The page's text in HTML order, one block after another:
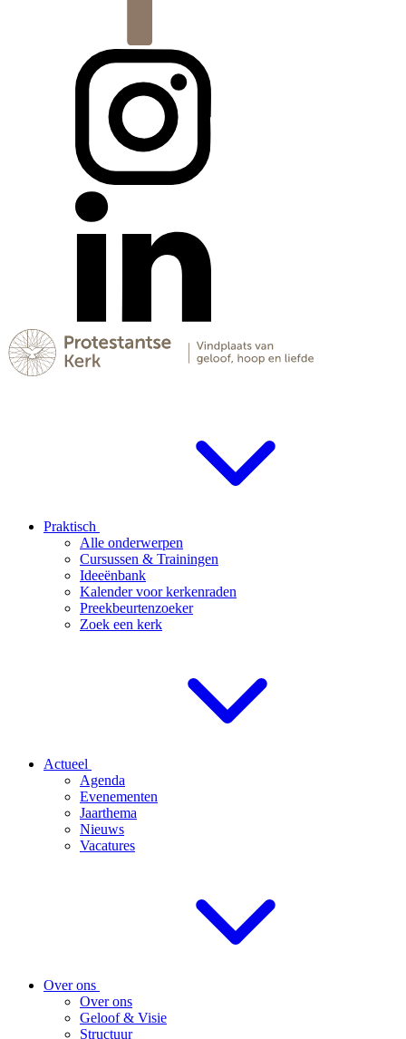
Praktisch
Alle onderwerpen
Cursussen & Trainingen
Ideeënbank
Kalender voor kerkenraden
Preekbeurtenzoeker
Zoek een kerk
Actueel
Agenda
Evenementen
Jaarthema
Nieuws
Vacatures
Over ons
Over ons
Geloof & Visie
Structuur